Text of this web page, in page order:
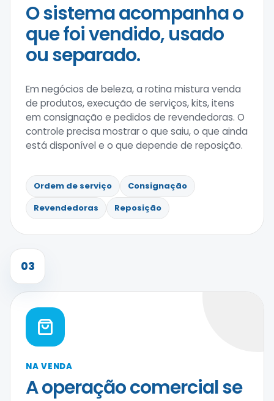
O sistema acompanha o
que foi vendido, usado
ou separado.
Em negócios de beleza, a rotina mistura venda
de produtos, execução de serviços, kits, itens
em consignação e pedidos de revendedoras. O
controle precisa mostrar o que saiu, o que ainda
está disponível e o que depende de reposição.
Ordem de serviço
Consignação
Revendedoras
Reposição
03
NA VENDA
A operação comercial se